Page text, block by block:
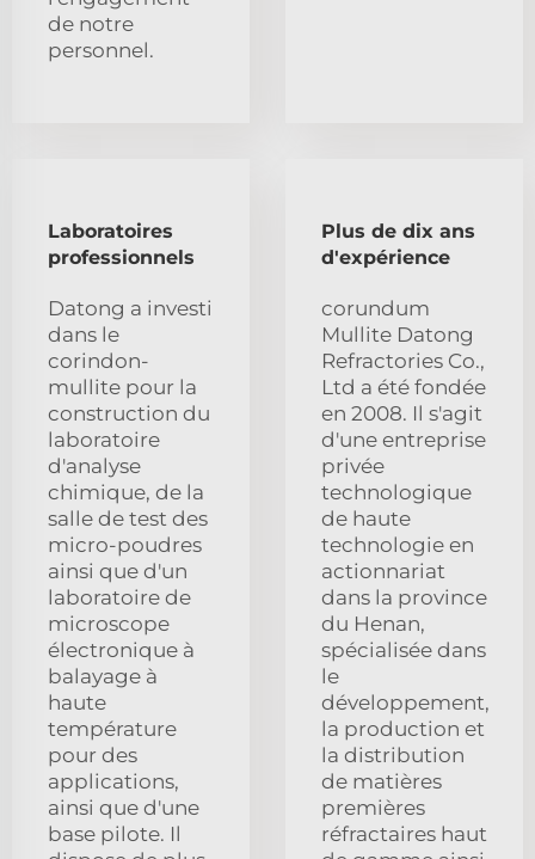
de notre
personnel.
Laboratoires
professionnels
Datong a investi
dans le
corindon-
mullite pour la
construction du
laboratoire
d'analyse
chimique, de la
salle de test des
micro-poudres
ainsi que d'un
laboratoire de
microscope
électronique à
balayage à
haute
température
pour des
applications,
ainsi que d'une
base pilote. Il
Plus de dix ans
d'expérience
corundum
Mullite Datong
Refractories Co.,
Ltd a été fondée
en 2008. Il s'agit
d'une entreprise
privée
technologique
de haute
technologie en
actionnariat
dans la province
du Henan,
spécialisée dans
le
développement,
la production et
la distribution
de matières
premières
réfractaires haut